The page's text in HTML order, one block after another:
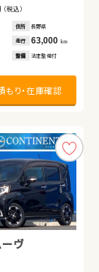
（税込）
住所 長野県
走行 63,000 km
整備 法定整備付
もり・在庫確認
ーヴ
走行
整備 法定整備付
もり・在庫確認
ニー
込）
万円
ト
込）
万円